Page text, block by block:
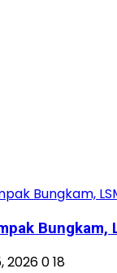
Bungkam,
2026018